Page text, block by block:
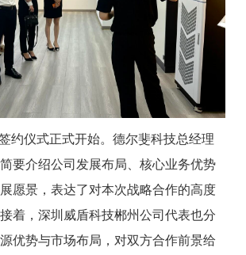
约仪式正式开始。德尔斐科技总经理
要介绍公司发展布局、核心业务优势
愿景，表达了对本次战略合作的高度
着，深圳威盾科技郴州公司代表也分
优势与市场布局，对双方合作前景给